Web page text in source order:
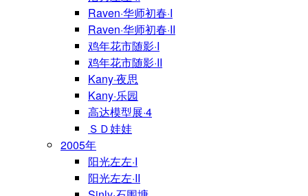
Raven·华师初春·I
Raven·华师初春·II
鸡年花市随影·I
鸡年花市随影·II
Kany·夜思
Kany·乐园
高达模型展·4
ＳＤ娃娃
2005年
阳光左左·I
阳光左左·II